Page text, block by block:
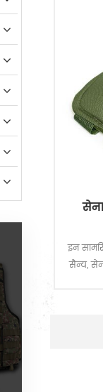
इन
सैन्य,